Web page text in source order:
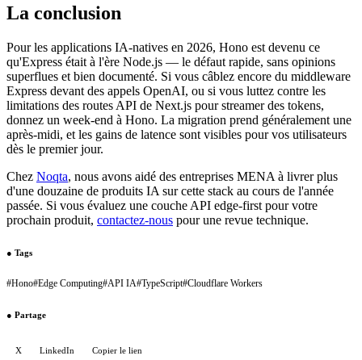
La conclusion
Pour les applications IA-natives en 2026, Hono est devenu ce
qu'Express était à l'ère Node.js — le défaut rapide, sans opinions
superflues et bien documenté. Si vous câblez encore du middleware
Express devant des appels OpenAI, ou si vous luttez contre les
limitations des routes API de Next.js pour streamer des tokens,
donnez un week-end à Hono. La migration prend généralement une
après-midi, et les gains de latence sont visibles pour vos utilisateurs
dès le premier jour.
Chez Noqta, nous avons aidé des entreprises MENA à livrer plus
d'une douzaine de produits IA sur cette stack au cours de l'année
passée. Si vous évaluez une couche API edge-first pour votre
prochain produit, contactez-nous pour une revue technique.
● Tags
#Hono#Edge Computing#API IA#TypeScript#Cloudflare Workers
● Partage
X LinkedIn Copier le lien